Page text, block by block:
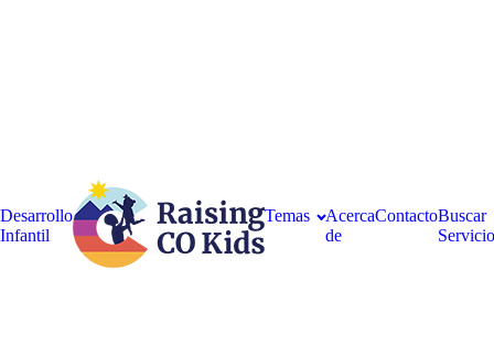
Desarrollo
Infantil
Temas
Acerca
de
ContactoBuscar